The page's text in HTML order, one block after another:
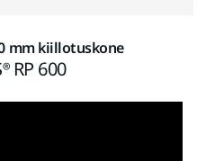
mm kiillotuskone
RP 600